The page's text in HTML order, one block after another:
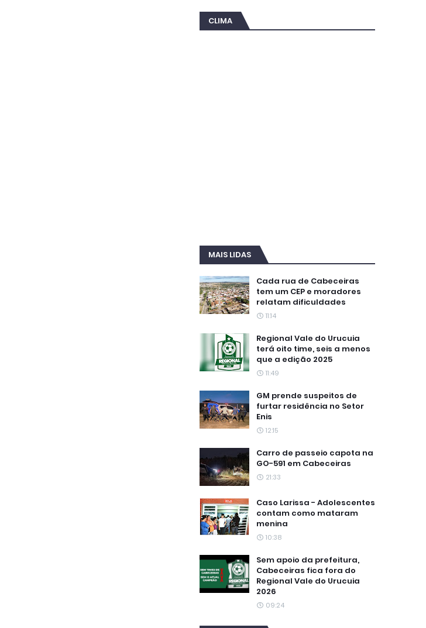
CLIMA
MAIS LIDAS
Cada rua de Cabeceiras
tem um CEP e moradores
relatam dificuldades
11:14
Regional Vale do Urucuia
terá oito time, seis a menos
que a edição 2025
11:49
GM prende suspeitos de
furtar residência no Setor
Enis
12:15
Carro de passeio capota na
GO-591 em Cabeceiras
21:33
Caso Larissa - Adolescentes
contam como mataram
menina
10:38
Sem apoio da prefeitura,
Cabeceiras fica fora do
Regional Vale do Urucuia
2026
09:24